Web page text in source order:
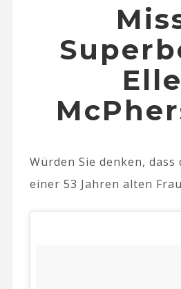
Elle
Würden Sie denken,
einer 53 Jahren alten